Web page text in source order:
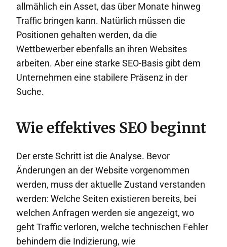
allmählich ein Asset, das über Monate hinweg
Traffic bringen kann. Natürlich müssen die
Positionen gehalten werden, da die
Wettbewerber ebenfalls an ihren Websites
arbeiten. Aber eine starke SEO-Basis gibt dem
Unternehmen eine stabilere Präsenz in der
Suche.
Wie effektives SEO beginnt
Der erste Schritt ist die Analyse. Bevor
Änderungen an der Website vorgenommen
werden, muss der aktuelle Zustand verstanden
werden: Welche Seiten existieren bereits, bei
welchen Anfragen werden sie angezeigt, wo
geht Traffic verloren, welche technischen Fehler
behindern die Indizierung, wie